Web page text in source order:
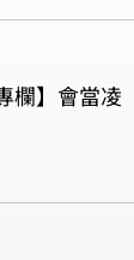
欄】會當凌